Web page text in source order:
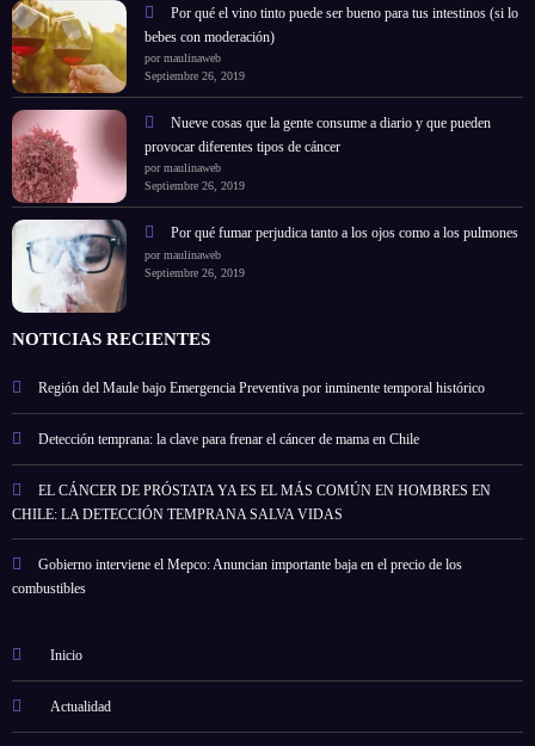
Por qué el vino tinto puede ser bueno para tus intestinos (si lo
bebes con moderación)
por maulinaweb
Septiembre 26, 2019
Nueve cosas que la gente consume a diario y que pueden
provocar diferentes tipos de cáncer
por maulinaweb
Septiembre 26, 2019
Por qué fumar perjudica tanto a los ojos como a los pulmones
por maulinaweb
Septiembre 26, 2019
NOTICIAS RECIENTES
Región del Maule bajo Emergencia Preventiva por inminente temporal histórico
Detección temprana: la clave para frenar el cáncer de mama en Chile
EL CÁNCER DE PRÓSTATA YA ES EL MÁS COMÚN EN HOMBRES EN
CHILE: LA DETECCIÓN TEMPRANA SALVA VIDAS
Gobierno interviene el Mepco: Anuncian importante baja en el precio de los
combustibles
Inicio
Actualidad